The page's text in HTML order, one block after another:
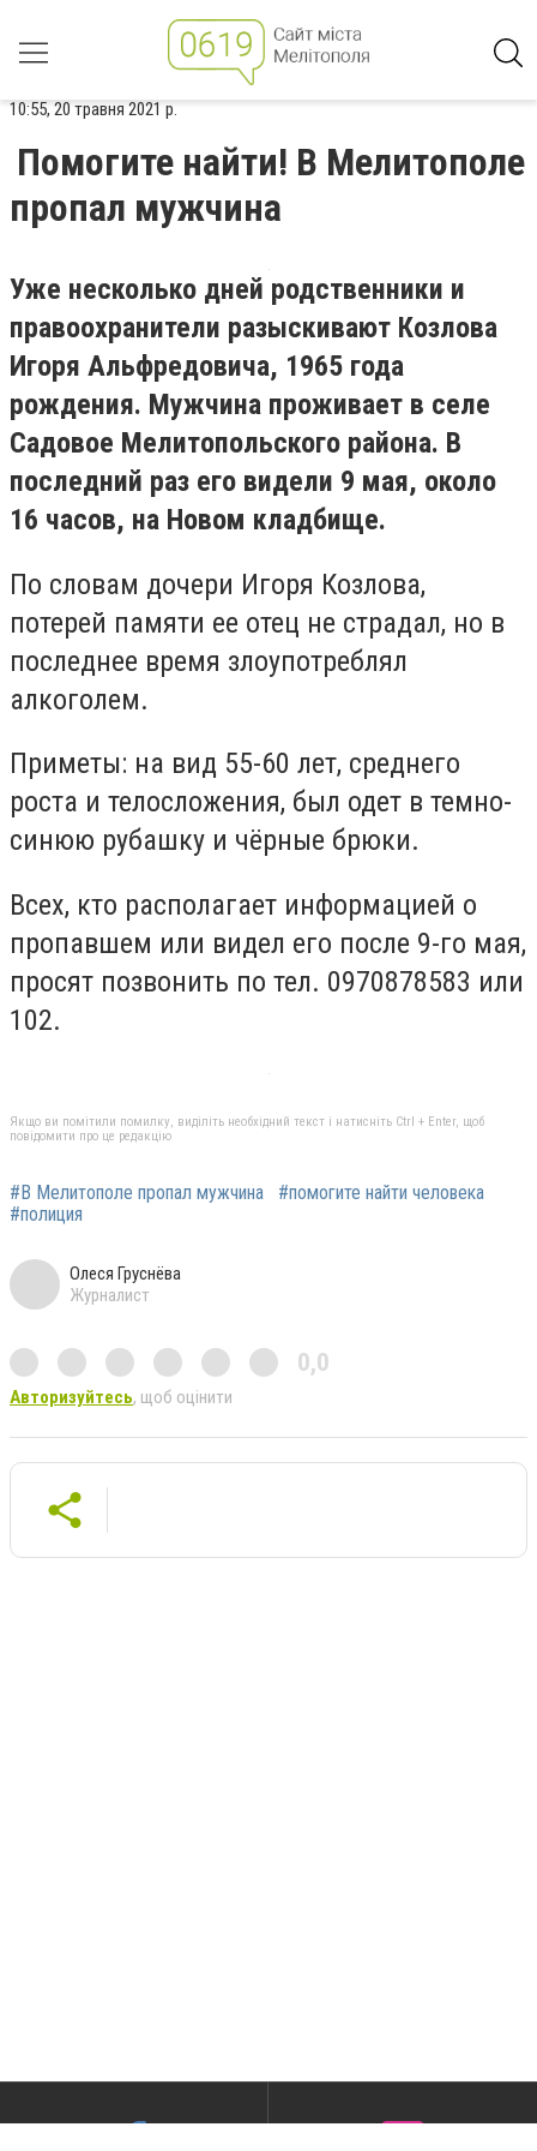
10:55, 20 травня 2021 р.
Помогите найти! В Мелитополе
пропал мужчина
Уже несколько дней родственники и
правоохранители разыскивают Козлова
Игоря Альфредовича, 1965 года
рождения. Мужчина проживает в селе
Садовое Мелитопольского района. В
последний раз его видели 9 мая, около
16 часов, на Новом кладбище.
По словам дочери Игоря Козлова,
потерей памяти ее отец не страдал, но в
последнее время злоупотреблял
алкоголем.
Приметы: на вид 55-60 лет, среднего
роста и телосложения, был одет в темно-
синюю рубашку и чёрные брюки.
Всех, кто располагает информацией о
пропавшем или видел его после 9-го мая,
просят позвонить по тел. 0970878583 или
102.
Якщо ви помітили помилку, виділіть необхідний текст і натисніть Ctrl + Enter, щоб
повідомити про це редакцію
#В Мелитополе пропал мужчина
#помогите найти человека
#полиция
Олеся Груснёва
Журналист
0,0
Авторизуйтесь, щоб оцінити